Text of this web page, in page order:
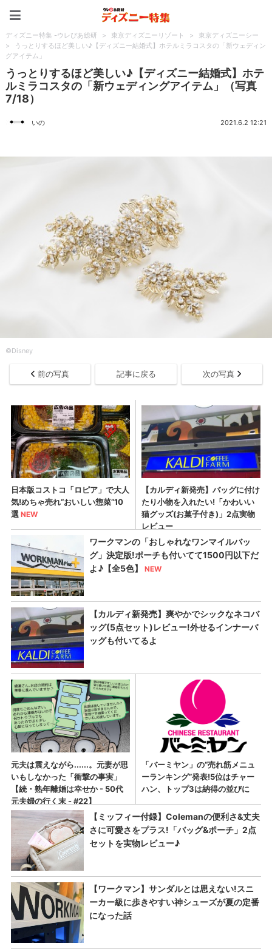
ディズニー特集 -ウレぴあ総研 > 東京ディズニーリゾート >
東京ディズニーシー
>
うっとりするほど美しい♪【ディズニー結婚式】ホテルミラコスタの「新ウェディン
グアイテム」
うっとりするほど美しい♪【ディズニー結婚式】ホテ
ルミラコスタの「新ウェディングアイテム」（写真
7/18）
いの 2021.6.2 12:21
©Disney
前の写真 記事に戻る 次の写真